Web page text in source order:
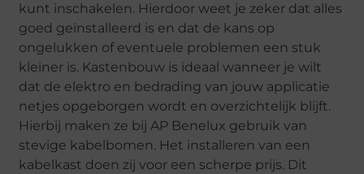
kunt inschakelen. Hierdoor weet je zeker dat alles
goed geïnstalleerd is en dat de kans op
ongelukken of eventuele problemen een stuk
kleiner is. Kastenbouw is ideaal wanneer je wilt
dat de elektro en bedrading van jouw applicatie
netjes opgeborgen wordt en overzichtelijk blijft.
Hierbij maken ze bij AP Benelux gebruik van
stevige kabelbomen. Het installeren van een
kabelkast doen zij voor een scherpe prijs. Dit